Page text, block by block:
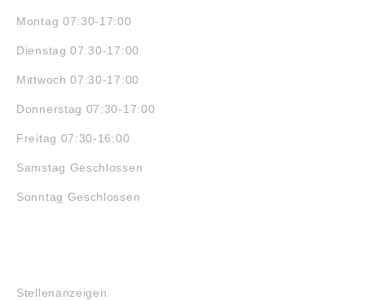
Montag 07:30-17:00
Dienstag 07:30-17:00
Mittwoch 07:30-17:00
Donnerstag 07:30-17:00
Freitag 07:30-16:00
Samstag Geschlossen
Sonntag Geschlossen
Stellenanzeigen